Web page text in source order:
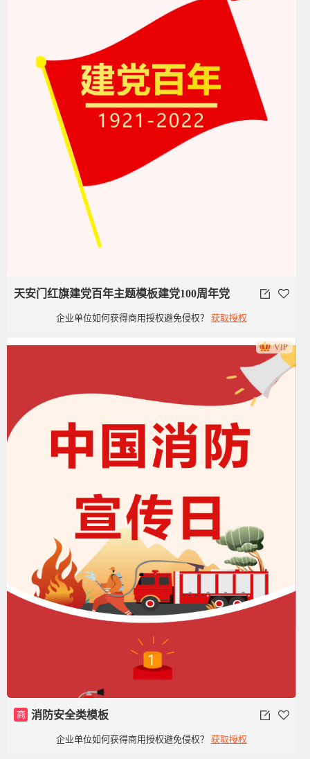
天安门红旗建党百年主题模板建党100周年党
企业单位如何获得商用授权避免侵权？ 获取授权
VIP
商 消防安全类模板
企业单位如何获得商用授权避免侵权？ 获取授权